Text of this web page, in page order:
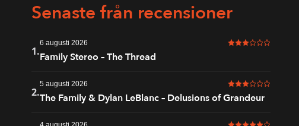
Senaste från recensioner
1.
6 augusti 2026 3 av 6 i betyg
Family Stereo – The Thread
2.
5 augusti 2026 3 av 6 i betyg
The Family & Dylan LeBlanc – Delusions of Grandeur